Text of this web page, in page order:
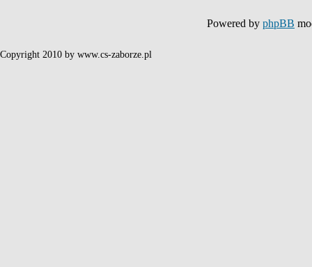
Powered by phpBB
Copyright 2010 by www.cs-zaborze.pl